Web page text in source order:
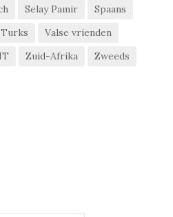
Selay Pamir
Spaans
Turks
Valse vrienden
Zuid-Afrika Zweeds